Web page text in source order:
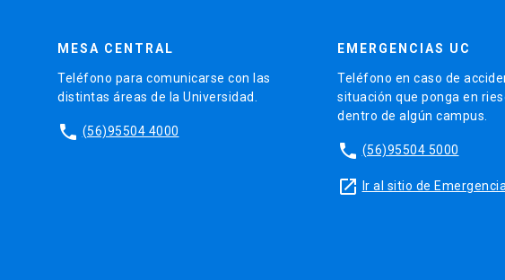
MESA CENTRAL
Teléfono para comunicarse con las
distintas áreas de la Universidad.
phone (56)95504 4000
EMERGENCIAS UC
Teléfono en caso de
situación que ponga en
dentro de algún campus.
phone (56)95504 5000
launch Ir al sitio de